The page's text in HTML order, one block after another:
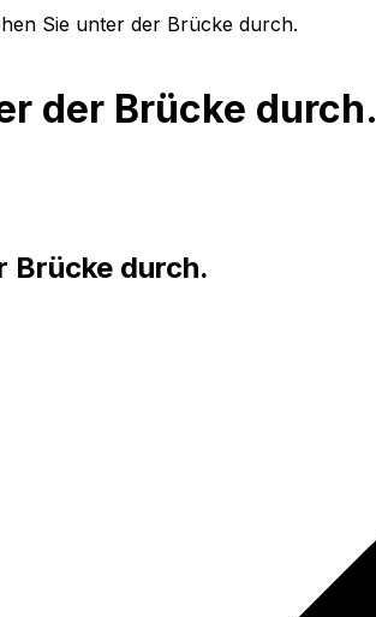
Sie unter der Brücke durch.
der Brücke durch.
Brücke durch.